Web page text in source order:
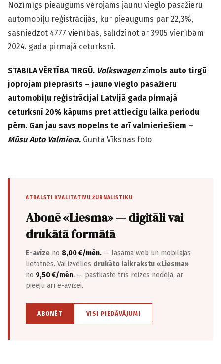
Nozīmīgs pieaugums vērojams jaunu vieglo pasažieru
automobiļu reģistrācijās, kur pieaugums par 22,3%,
sasniedzot 4777 vienības, salīdzinot ar 3905 vienībām
2024. gada pirmajā ceturksnī.
STABILA VĒRTĪBA TIRGŪ. Volkswagenzīmols auto tirgū
joprojām pieprasīts – jauno vieglo pasažieru
automobiļu reģistrācijai Latvijā gada pirmajā
ceturksnī 20% kāpums pret attiecīgu laika periodu
pērn. Gan jau savs nopelns te arī valmieriešiem –
Mūsu Auto Valmiera. Gunta Vīksnas foto
ATBALSTI KVALITATĪVU ŽURNĀLISTIKU
Abonē «Liesma» — digitāli vai
drukātā formātā
E-avīze no 8,00 €/mēn. — lasāma web un mobilajās
lietotnēs. Vai izvēlies drukāto laikrakstu «Liesma»
no 9,50 €/mēn. — pastkastē trīs reizes nedēļā, ar
pieeju arī e-avīzei.
ABONĒT VISI PIEDĀVĀJUMI